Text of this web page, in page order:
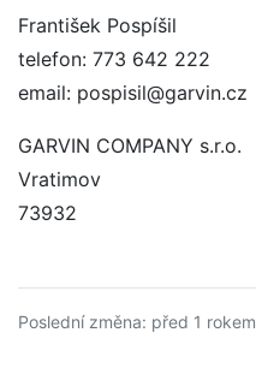
František Pospíšil
telefon: 773 642 222
email: pospisil@garvin.cz
GARVIN COMPANY s.r.o.
Vratimov
73932
Poslední změna: před 1 rokem